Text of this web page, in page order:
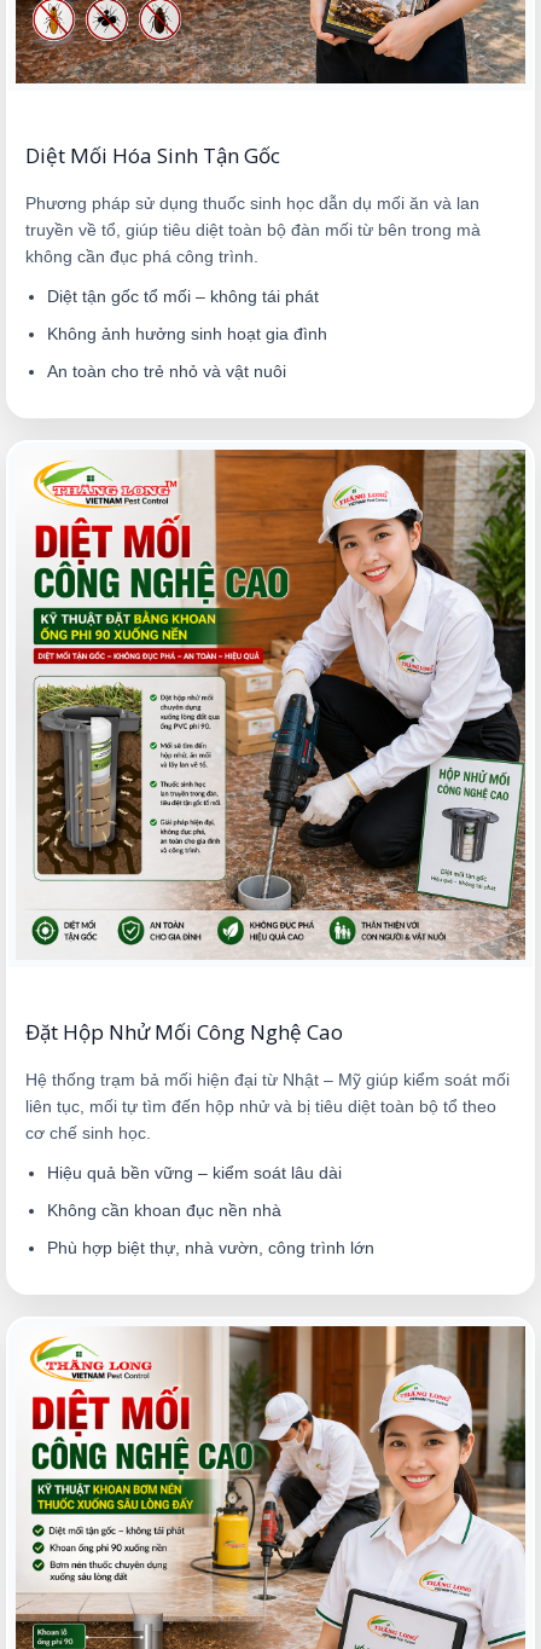
Diệt Mối Hóa Sinh Tận Gốc
Phương pháp sử dụng thuốc sinh học dẫn dụ mối ăn và lan
truyền về tổ, giúp tiêu diệt toàn bộ đàn mối từ bên trong mà
không cần đục phá công trình.
Diệt tận gốc tổ mối – không tái phát
Không ảnh hưởng sinh hoạt gia đình
An toàn cho trẻ nhỏ và vật nuôi
Đặt Hộp Nhử Mối Công Nghệ Cao
Hệ thống trạm bả mối hiện đại từ Nhật – Mỹ giúp kiểm soát mối
liên tục, mối tự tìm đến hộp nhử và bị tiêu diệt toàn bộ tổ theo
cơ chế sinh học.
Hiệu quả bền vững – kiểm soát lâu dài
Không cần khoan đục nền nhà
Phù hợp biệt thự, nhà vườn, công trình lớn